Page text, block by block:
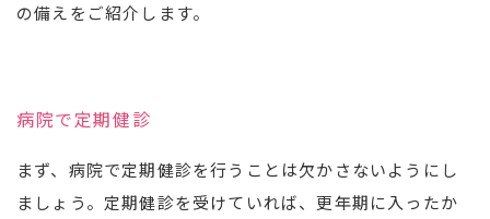
の備えをご紹介します。
病院で定期健診
まず、病院で定期健診を行うことは欠かさないようにし
ましょう。定期健診を受けていれば、更年期に入ったか